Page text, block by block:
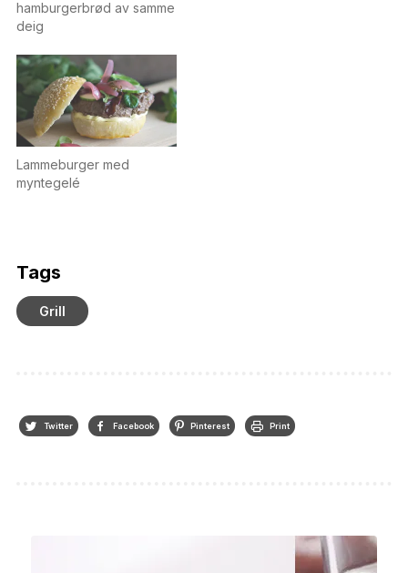
hamburgerbrød av samme
deig
Lammeburger med
myntegelé
Tags
Grill
Twitter Facebook Pinterest Print